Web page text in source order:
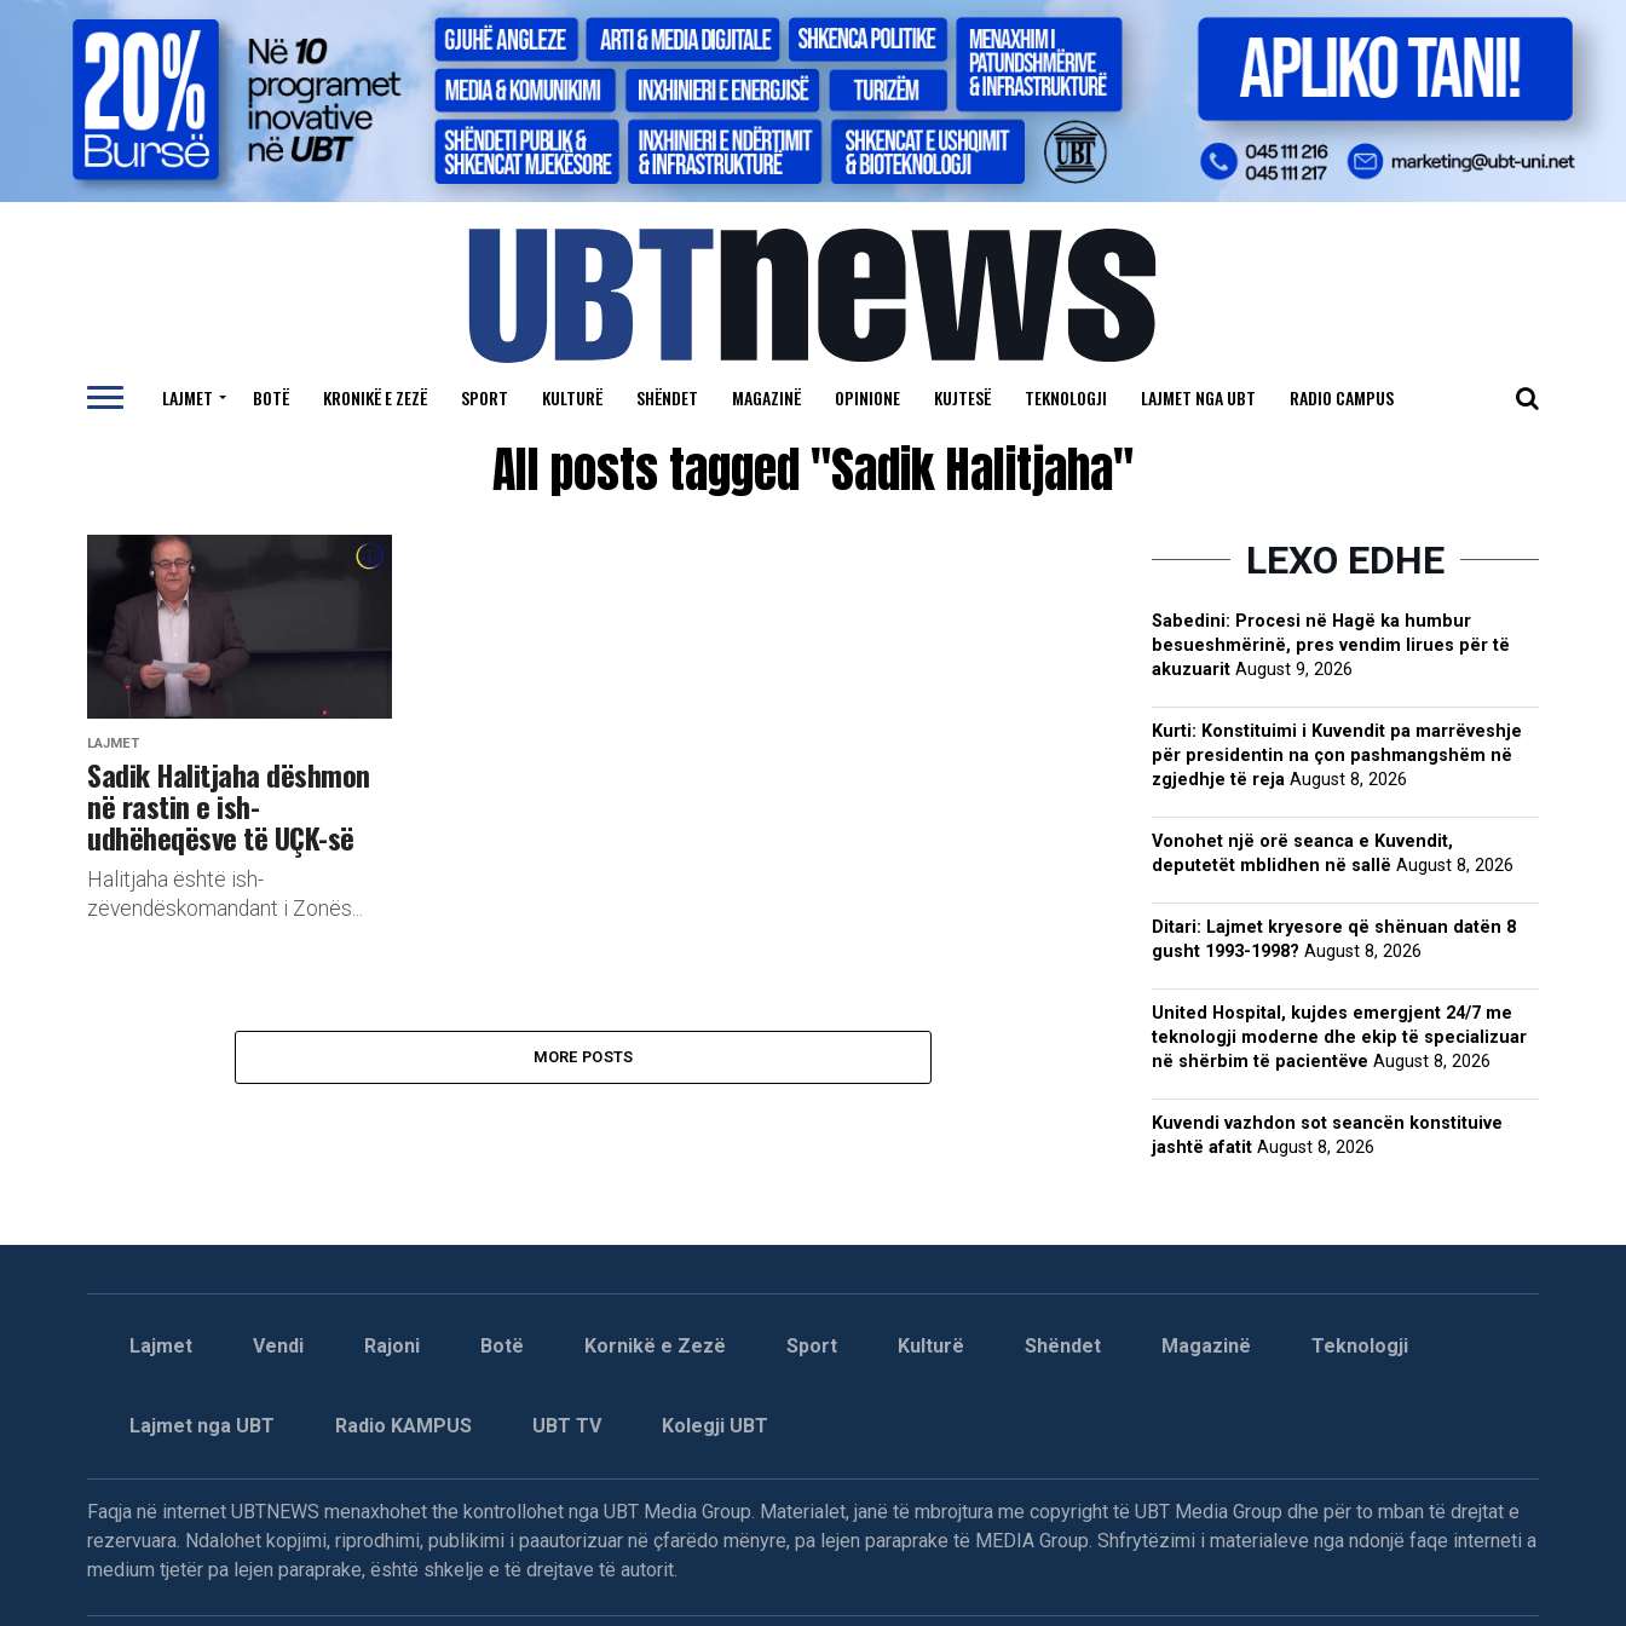
LAJMET BOTË KRONIKË E ZEZË SPORT KULTURË SHËNDET MAGAZINË OPINIONE KUJTESË TEKNOLOGJI LAJMET NGA UBT RADIO CAMPUS
All posts tagged "Sadik Halitjaha"
LAJMET
Sadik Halitjaha dëshmon
në rastin e ish-
udhëheqësve të UÇK-së
Halitjaha është ish-
zëvendëskomandant i Zonës...
MORE POSTS
LEXO EDHE
Sabedini: Procesi në Hagë ka humbur
besueshmërinë, pres vendim lirues për të
akuzuarit August 9, 2026
Kurti: Konstituimi i Kuvendit pa marrëveshje
për presidentin na çon pashmangshëm në
zgjedhje të reja August 8, 2026
Vonohet një orë seanca e Kuvendit,
deputetët mblidhen në sallë August 8, 2026
Ditari: Lajmet kryesore që shënuan datën 8
gusht 1993-1998? August 8, 2026
United Hospital, kujdes emergjent 24/7 me
teknologji moderne dhe ekip të specializuar
në shërbim të pacientëve August 8, 2026
Kuvendi vazhdon sot seancën konstituive
jashtë afatit August 8, 2026
Lajmet Vendi Rajoni Botë Kornikë e Zezë Sport Kulturë Shëndet Magazinë Teknologji
Lajmet nga UBT Radio KAMPUS UBT TV Kolegji UBT
Faqja në internet UBTNEWS menaxhohet the kontrollohet nga UBT Media Group. Materialet, janë të mbrojtura me copyright të UBT Media Group dhe për to mban të drejtat e
rezervuara. Ndalohet kopjimi, riprodhimi, publikimi i paautorizuar në çfarëdo mënyre, pa lejen paraprake të MEDIA Group. Shfrytëzimi i materialeve nga ndonjë faqe interneti a
medium tjetër pa lejen paraprake, është shkelje e të drejtave të autorit.